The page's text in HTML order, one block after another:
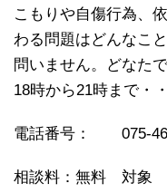
こもりや自傷行為、
わる問題はどんなこ
問いません。どなた
18時から21時まで・
電話番号： 075-
相談料：無料 対象